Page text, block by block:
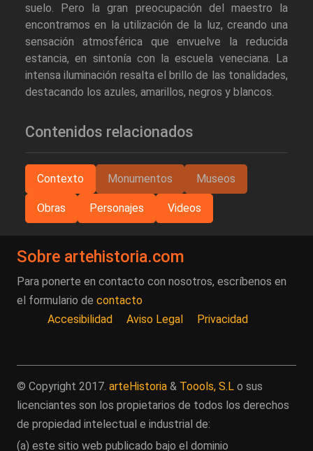
suelo. Pero la gran preocupación del maestro la
encontramos en la utilización de la luz, creando una
sensación atmosférica que envuelve la reducida
estancia, en sintonía con la escuela veneciana. La
intensa iluminación resalta el brillo de las tonalidades,
destacando los azules, amarillos, negros y blancos.
Contenidos relacionados
Contexto Monumentos Museos
Obras Personajes Videos
Sobre artehistoria.com
Para ponerte en contacto con nosotros, escríbenos en
el formulario de contacto
Accesibilidad
Aviso Legal Privacidad
© Copyright 2017. arteHistoria & Toools, S.L o sus
licenciantes son los propietarios de todos los derechos
de propiedad intelectual e industrial de:
(a) este sitio web publicado bajo el dominio